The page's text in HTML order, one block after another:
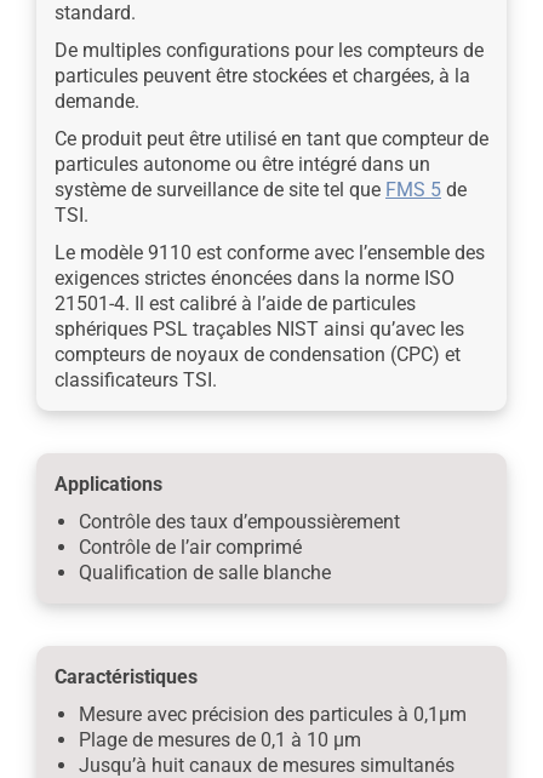
standard.
De multiples configurations pour les compteurs de
particules peuvent être stockées et chargées, à la
demande.
Ce produit peut être utilisé en tant que compteur de
particules autonome ou être intégré dans un
système de surveillance de site tel que FMS 5 de
TSI.
Le modèle 9110 est conforme avec l’ensemble des
exigences strictes énoncées dans la norme ISO
21501-4. Il est calibré à l’aide de particules
sphériques PSL traçables NIST ainsi qu’avec les
compteurs de noyaux de condensation (CPC) et
classificateurs TSI.
Applications
Contrôle des taux d’empoussièrement
Contrôle de l’air comprimé
Qualification de salle blanche
Caractéristiques
Mesure avec précision des particules à 0,1μm
Plage de mesures de 0,1 à 10 μm
Jusqu’à huit canaux de mesures simultanés